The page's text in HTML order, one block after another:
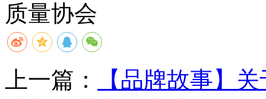
质量协会
上一篇：
【品牌故事】